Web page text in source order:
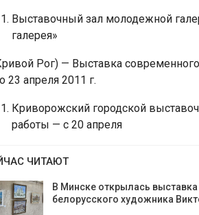
Выставочный зал молодежной
галерея»
Рог) — Выставка
23 апреля 2011 г.
Криворожский городской
работы — с 20 апреля
ЧИТАЮТ
В Минске открылась выставка
белорусского художника